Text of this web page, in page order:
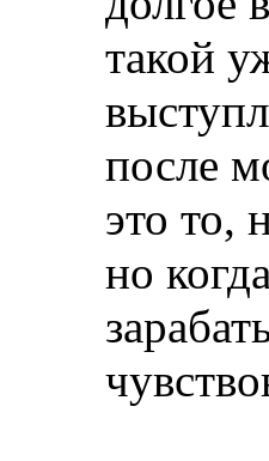
такой
после
это то,
но